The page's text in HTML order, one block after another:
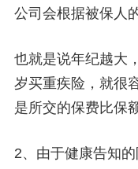
公司会根据被保人
也就是说年纪越大
岁买重疾险，就很
是所交的保费比保
2、由于健康告知